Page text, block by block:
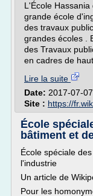
L'École
grande école
des travaux
grandes écoles .
des Travaux
en cadres de
Lire la suite
Date: 2017-07-
Site : https://
École
bâtiment et
École spéciale
l'industrie
Un article de
Pour les